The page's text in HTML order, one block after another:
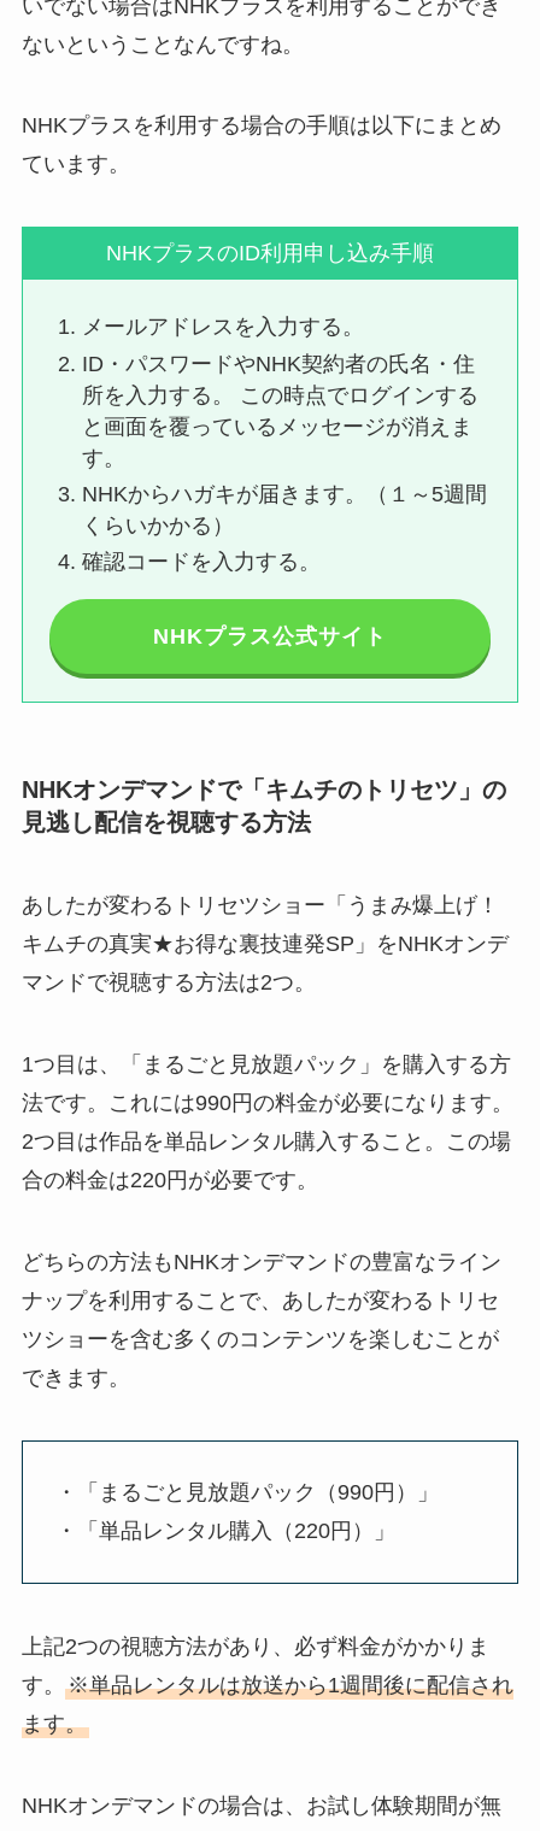
いでない場合はNHKプラスを利用することができ
ないということなんですね。
NHKプラスを利用する場合の手順は以下にまとめ
ています。
NHKプラスのID利用申し込み手順
メールアドレスを入力する。
ID・パスワードやNHK契約者の氏名・住
所を入力する。 この時点でログインする
と画面を覆っているメッセージが消えま
す。
NHKからハガキが届きます。（１～5週間
くらいかかる）
確認コードを入力する。
NHKプラス公式サイト
NHKオンデマンドで「キムチのトリセツ」の
見逃し配信を視聴する方法
あしたが変わるトリセツショー「うまみ爆上げ！
キムチの真実★お得な裏技連発SP」をNHKオンデ
マンドで視聴する方法は2つ。
1つ目は、「まるごと見放題パック」を購入する方
法です。これには990円の料金が必要になります。
2つ目は作品を単品レンタル購入すること。この場
合の料金は220円が必要です。
どちらの方法もNHKオンデマンドの豊富なライン
ナップを利用することで、あしたが変わるトリセ
ツショーを含む多くのコンテンツを楽しむことが
できます。
・「まるごと見放題パック（990円）」
・「単品レンタル購入（220円）」
上記2つの視聴方法があり、必ず料金がかかりま
す。 ※単品レンタルは放送から1週間後に配信され
ます。
NHKオンデマンドの場合は、お試し体験期間が無